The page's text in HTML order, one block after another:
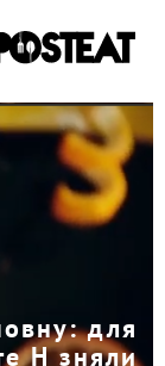
для
Н зняли